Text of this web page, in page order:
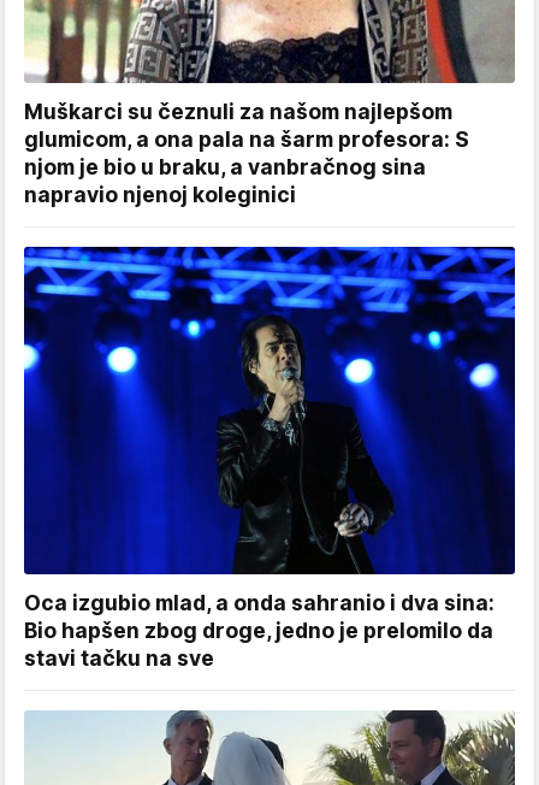
Muškarci su čeznuli za našom najlepšom
glumicom, a ona pala na šarm profesora: S
njom je bio u braku, a vanbračnog sina
napravio njenoj koleginici
Oca izgubio mlad, a onda sahranio i dva sina:
Bio hapšen zbog droge, jedno je prelomilo da
stavi tačku na sve